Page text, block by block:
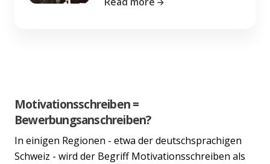
Motivationsschreiben =
Bewerbungsanschreiben?
In einigen Regionen - etwa der deutschsprachigen
Schweiz - wird der Begriff Motivationsschreiben als